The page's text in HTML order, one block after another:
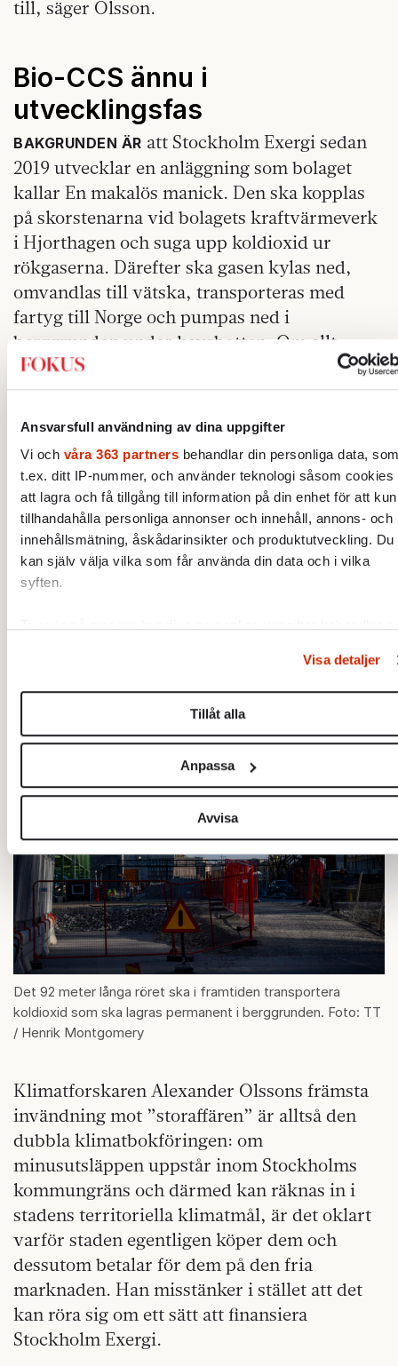
Ansvarsfull användning av dina uppgifter
Vi och våra 363 partners behandlar din personliga data,
t.ex. ditt IP-nummer, och använder teknologi såsom cookies
att lagra och få tillgång till information på din enhet för att
tillhandahålla personliga annonser och innehåll, annons- och
innehållsmätning, åskådarinsikter och produktutveckling. Du
kan själv välja vilka som får använda din data och i vilka
syften.
dra tillbaka ditt samtycke när som helst från cookie-
förklaringen.
Vi använder enhetsidentifierare för att anpassa innehållet och
medier och analysera vår trafik. Vi vidarebefordrar även
sådana identifierare och annan information från din enhet till
sociala medier och annons- och analysföretag som vi
samarbetar med. Dessa kan i sin tur kombinera
med annan information som du har tillhandahållit eller som
har samlat in när du har använt deras tjänster.
Om du vill läsa mer om hur vi hanterar personuppgifter kan
göra dethär.
Visa detaljer
Tillåt alla
Anpassa
Avvisa
till, säger Olsson.
Bio-CCS ännu i
utvecklingsfas
BAKGRUNDEN ÄR att Stockholm Exergi sedan
2019 utvecklar en anläggning som bolaget
kallar En makalös manick. Den ska kopplas
på skorstenarna vid bolagets kraftvärmeverk
i Hjorthagen och suga upp koldioxid ur
rökgaserna. Därefter ska gasen kylas ned,
omvandlas till vätska, transporteras med
fartyg till Norge och pumpas ned i
berggrunden under havsbotten. Om allt
fungerar ska koldioxiden sedan stanna där i
tusentals år.
Tekniken kallas bio-CCS. När koldioxiden tas
ur kretsloppet och lagras permanent uppstår
det som kallas ”permanenta minusutsläpp”
och dessa kan sedan säljas på marknaden för
utsläppsrätter. Men redan när Fokus
granskade satsningenförra året fanns flera
frågetecken. Projektet är beroende av
intäkter genom försäljning av minusutsläpp
och en hel infrastrukturkedja som ännu inte
Det 92 meter långa röret ska i framtiden transportera
koldioxid som ska lagras permanent i berggrunden. Foto: TT
/ Henrik Montgomery
Klimatforskaren Alexander Olssons främsta
invändning mot ”storaffären” är alltså den
dubbla klimatbokföringen: om
minusutsläppen uppstår inom Stockholms
kommungräns och därmed kan räknas in i
stadens territoriella klimatmål, är det oklart
varför staden egentligen köper dem och
dessutom betalar för dem på den fria
marknaden. Han misstänker i stället att det
kan röra sig om ett sätt att finansiera
Stockholm Exergi.